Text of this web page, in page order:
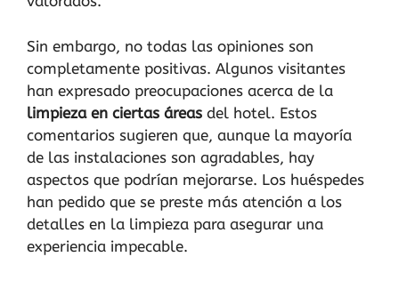
Sin embargo, no todas las opiniones son
completamente positivas. Algunos visitantes
han expresado preocupaciones acerca de la
limpieza en ciertas áreas del hotel. Estos
comentarios sugieren que, aunque la mayoría
de las instalaciones son agradables, hay
aspectos que podrían mejorarse. Los huéspedes
han pedido que se preste más atención a los
detalles en la limpieza para asegurar una
experiencia impecable.